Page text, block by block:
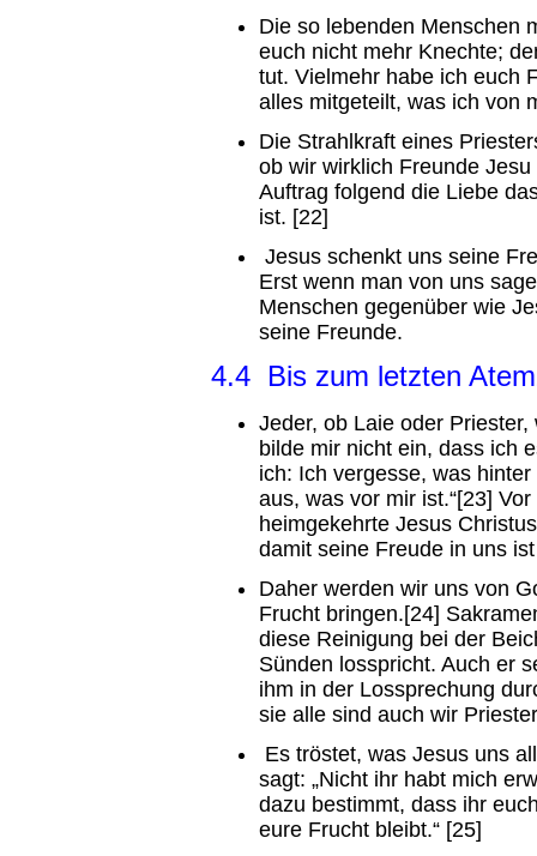
Die so lebenden Menschen
euch nicht mehr Knechte;
tut. Vielmehr habe ich euch
alles mitgeteilt, was ich von
Die Strahlkraft eines
ob wir wirklich Freunde
Auftrag folgend die Liebe
ist. [22]
Jesus schenkt uns seine
Erst wenn man von uns
Menschen gegenüber wie
seine Freunde.
4.4 Bis zum letzten
Jeder, ob Laie oder
bilde mir nicht ein, dass ich
ich: Ich vergesse, was
aus, was vor mir ist.“[23]
heimgekehrte Jesus
damit seine Freude in uns
Daher werden wir uns von
Frucht bringen.[24]
diese Reinigung bei der
Sünden losspricht. Auch er
ihm in der Lossprechung
sie alle sind auch wir
Es tröstet, was Jesus uns
sagt: „Nicht ihr habt mich
dazu bestimmt, dass ihr
eure Frucht bleibt.“ [25]